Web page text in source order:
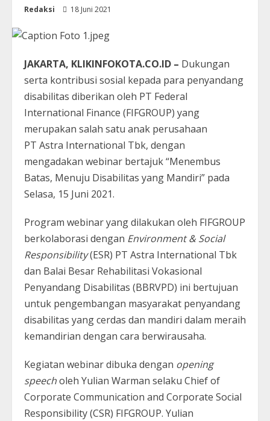
Redaksi 18 Juni 2021
JAKARTA, KLIKINFOKOTA.CO.ID – Dukungan
serta kontribusi sosial kepada para penyandang
disabilitas diberikan oleh PT Federal
International Finance (FIFGROUP) yang
merupakan salah satu anak perusahaan
PT Astra International Tbk, dengan
mengadakan webinar bertajuk “Menembus
Batas, Menuju Disabilitas yang Mandiri” pada
Selasa, 15 Juni 2021.
Program webinar yang dilakukan oleh FIFGROUP
berkolaborasi dengan Environment & Social
Responsibility(ESR) PT Astra International Tbk
dan Balai Besar Rehabilitasi Vokasional
Penyandang Disabilitas (BBRVPD) ini bertujuan
untuk pengembangan masyarakat penyandang
disabilitas yang cerdas dan mandiri dalam meraih
kemandirian dengan cara berwirausaha.
Kegiatan webinar dibuka dengan opening
speecholeh Yulian Warman selaku Chief of
Corporate Communication and Corporate Social
Responsibility (CSR) FIFGROUP. Yulian